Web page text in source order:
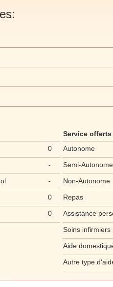
0
-
-
0
0
Service offerts
Autonome
Semi-Autonome
Non-Autonome
Repas
Assistance
Soins infirmiers
Aide
Autre type